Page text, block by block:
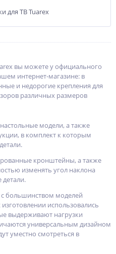
для ТВ Tuarex
вы можете у официального
интернет-магазине: в
и недорогие крепления для
различных размеров
модели, а также
в комплект к которым
кронштейны, а также
изменять угол наклона
большинством моделей
использовались
выдерживают нагрузки
универсальным дизайном
уместно смотреться в